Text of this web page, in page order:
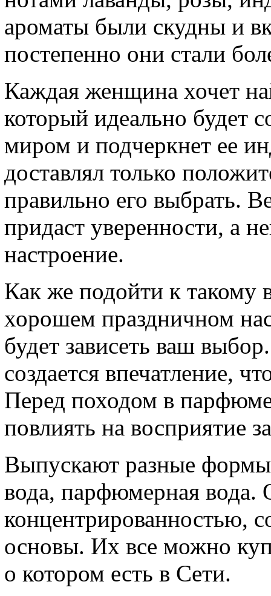
ароматы были скудны и
постепенно они стали
Каждая женщина хочет
который идеально будет
миром и подчеркнет ее
доставлял только
правильно его выбрать.
придаст уверенности, а
настроение.
Как же подойти к такому
хорошем праздничном
будет зависеть ваш
создается впечатление,
Перед походом в
повлиять на восприятие
Выпускают разные формы
вода, парфюмерная вода.
концентрированностью,
основы. Их все можно
о котором есть в Сети.